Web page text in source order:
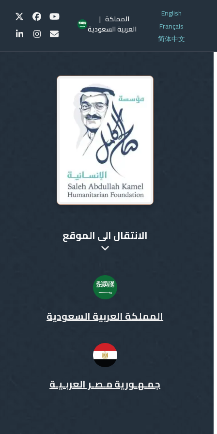
TwitterFacebookYouTube
LinkedInInstagram
Email
| المملكة
العربية السعودية
English
Français
简体中文
الانتقال الى الموقع
المملكة العربية السعودية
جمـهـورية مـصـر العربـيـة